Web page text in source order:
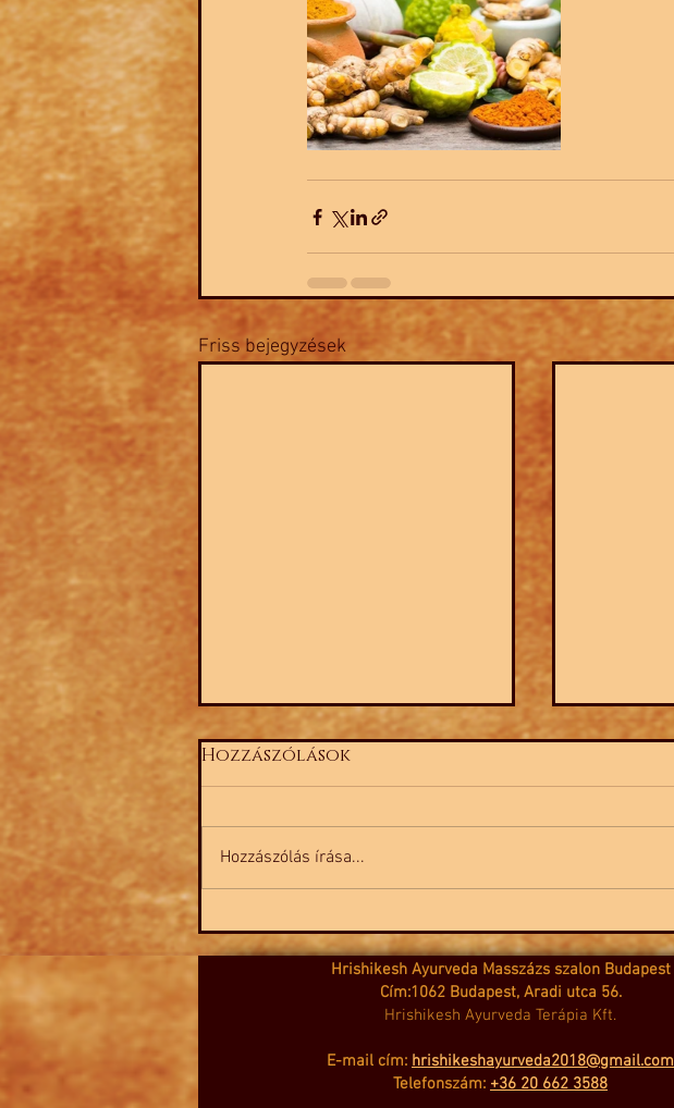
Friss bejegyzések
Masszázs – A test
regenerálására a téli
Hozzászólások
Hozzászólás írása...
Hrishikesh Ayurveda Masszázs szalon Budapest
Cím:1062 Budapest, Aradi utca 56.
Hrishikesh Ayurveda Terápia Kft.
E-mail cím: hrishikeshayurveda2018@gmail.com
Telefonszám: +36 20 662 3588